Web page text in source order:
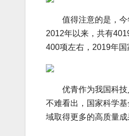
值得注意的是，今年
2012年以来，共有
400项左右，2019年
优青作为我国科技人
不难看出，国家科学
域取得更多的高质量成